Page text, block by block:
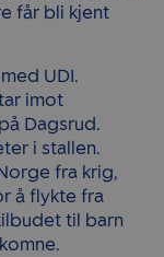
får bli kjent
UDI.
imot
Dagsrud.
i stallen.
fra krig,
å flykte fra
til barn